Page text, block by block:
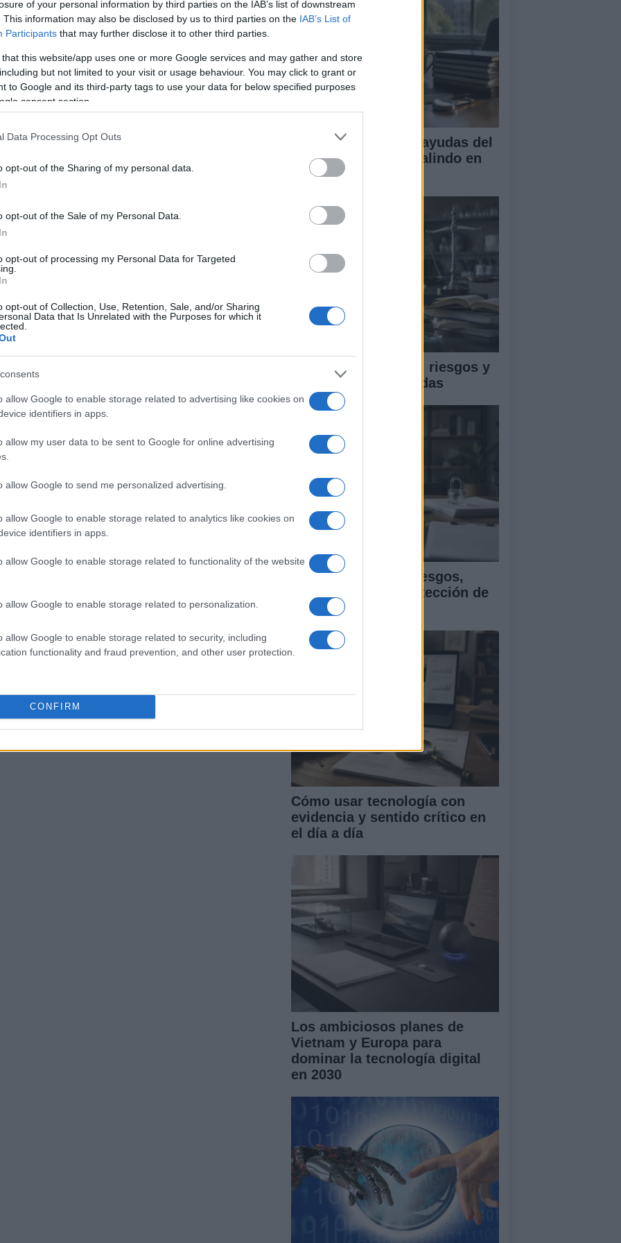
of your personal information by third parties on the IAB’s list of downstream
This information may also be disclosed by us to third parties on the IAB’s List of
Participants that may further disclose it to other third parties.
that this website/app uses one or more Google services and may gather and store
but not limited to your visit or usage behaviour. You may click to grant or
to Google and its third-party tags to use your data for below specified purposes
consent section.
Data Processing Opt Outs
opt-out of the Sharing of my personal data.
opt-out of the Sale of my Personal Data.
opt-out of processing my Personal Data for Targeted
opt-out of Collection, Use, Retention, Sale, and/or Sharing
Data that Is Unrelated with the Purposes for which it
allow Google to enable storage related to advertising like cookies on
identifiers in apps.
allow my user data to be sent to Google for online advertising
allow Google to send me personalized advertising.
allow Google to enable storage related to analytics like cookies on
identifiers in apps.
allow Google to enable storage related to functionality of the website
allow Google to enable storage related to personalization.
allow Google to enable storage related to security, including
functionality and fraud prevention, and other user protection.
CONFIRM
que gustamos de meter la cabeza en los cortos
compañía y las famosas Silly Symphonies. Y por si
la demostración en directo que se realizó en la
clase de dudas: Este es el juego que todo fan
y con razón. Su atmósfera lúgubre, su sensación
modernidad, su capacidad de sorprender, sus
sin duda, ante uno de los grandes
antes de este
sobreEpicMickeyVía
WARREN SPECTOR © Riproduzione riservata
ARTÍCULO SIGUIENTE
UJA obtiene cuatro ayudas del
programa Beatriz Galindo en
2026
Ética en IA: marcos, riesgos y
mitigaciones aplicadas
Guía para evaluar sesgos,
transparencia y protección de
datos en IA
Cómo usar tecnología con
evidencia y sentido crítico en
el día a día
Los ambiciosos planes de
Vietnam y Europa para
dominar la tecnología digital
en 2030